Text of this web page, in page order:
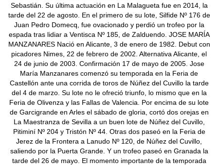
Sebastián. Su última actuación en La Malagueta fue en 2014, la
tarde del 22 de agosto. En el primero de su lote, Silfide Nº 176 de
Juan Pedro Domecq, fue ovacionado y perdió un trofeo por la
espada tras lidiar a Ventisca Nº 185, de Zalduendo. JOSE MARÍA
MANZANARES Nació en Alicante, 3 de enero de 1982. Debut con
picadores Nimes, 22 de febrero de 2002. Alternativa Alicante, el
24 de junio de 2003. Confirmación 17 de mayo de 2005. Jose
María Manzanares comenzó su temporada en la Feria de
Castellón ante una corrida de toros de Núñez del Cuvillo la tarde
del 4 de marzo. Su lote no le ofreció triunfo, lo mismo que en la
Feria de Olivenza y las Fallas de Valencia. Por encima de su lote
de Garcigrande en Arles el sábado de gloria, cortó dos orejas en
La Maestranza de Sevilla a un buen lote de Núñez del Cuvillo,
Pitiminí Nº 204 y Tristón Nº 44. Otras dos paseó en la Feria de
Jerez de la Frontera a Lanudo Nº 120, de Núñez del Cuvillo,
saliendo por la Puerta Grande. Y un trofeo paseó en Granada la
tarde del 26 de mayo. El momento importante de la temporada